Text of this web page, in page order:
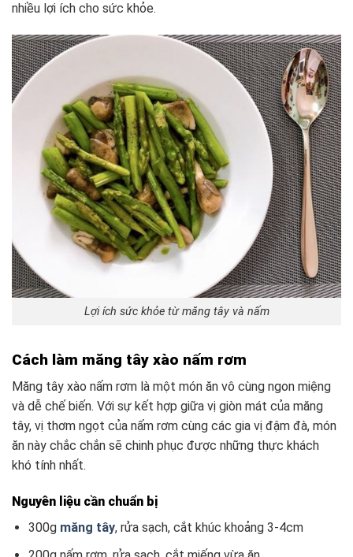
nhiều lợi ích cho sức khỏe.
Lợi ích sức khỏe từ măng tây và nấm
Cách làm măng tây xào nấm rơm
Măng tây xào nấm rơm là một món ăn vô cùng ngon miệng
và dễ chế biến. Với sự kết hợp giữa vị giòn mát của măng
tây, vị thơm ngọt của nấm rơm cùng các gia vị đậm đà, món
ăn này chắc chắn sẽ chinh phục được những thực khách
khó tính nhất.
Nguyên liệu cần chuẩn bị
300g măng tây, rửa sạch, cắt khúc khoảng 3-4cm